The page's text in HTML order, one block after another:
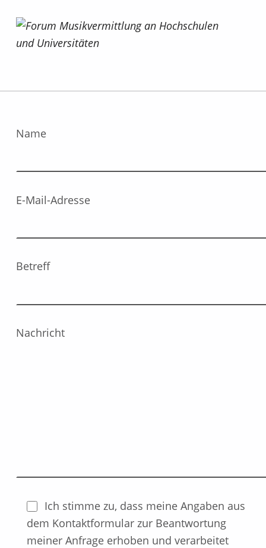
Name
E-Mail-Adresse
Betreff
Nachricht
Ich stimme zu, dass meine Angaben aus
dem Kontaktformular zur Beantwortung
meiner Anfrage erhoben und verarbeitet